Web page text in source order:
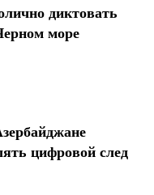
диктовать
море
цифровой след